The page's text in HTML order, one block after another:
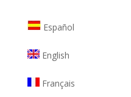
Español
English
Français